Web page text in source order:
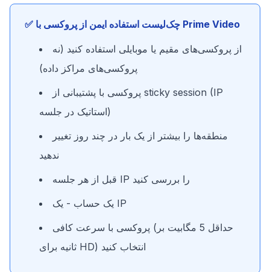
✅ چک‌لیست استفاده ایمن از پروکسی با Prime Video
از پروکسی‌های مقیم یا موبایلی استفاده کنید (نه
پروکسی‌های مراکز داده)
پروکسی با پشتیبانی از sticky session (IP
استاتیک در جلسه)
منطقه‌ها را بیشتر از یک بار در چند روز تغییر
ندهید
قبل از هر جلسه IP را بررسی کنید
یک حساب - یک IP
پروکسی با سرعت کافی (حداقل 5 مگابیت بر
ثانیه برای HD) انتخاب کنید